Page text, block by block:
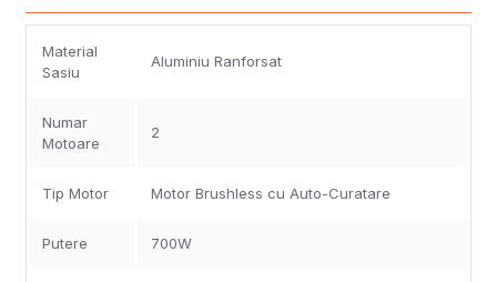
Material
Sasiu
Aluminiu Ranforsat
Numar
Motoare
2
Tip Motor Motor Brushless cu Auto-Curatare
Putere 700W